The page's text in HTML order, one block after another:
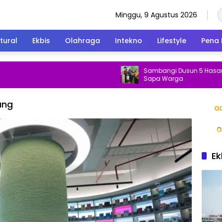
Minggu, 9 Agustus 2026
Ekbis Olahraga Intekno Lifestyle Pena
Sambangi Dusun 5 Hasan Basri
Sapa Warga